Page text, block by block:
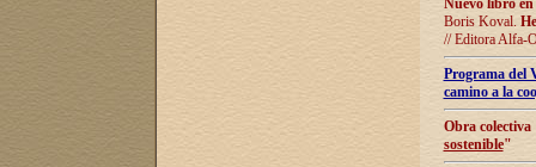
Nuevo libro
Boris Koval.
// Editora Alfa-
Programa del
camino a la
Obra
sostenible"